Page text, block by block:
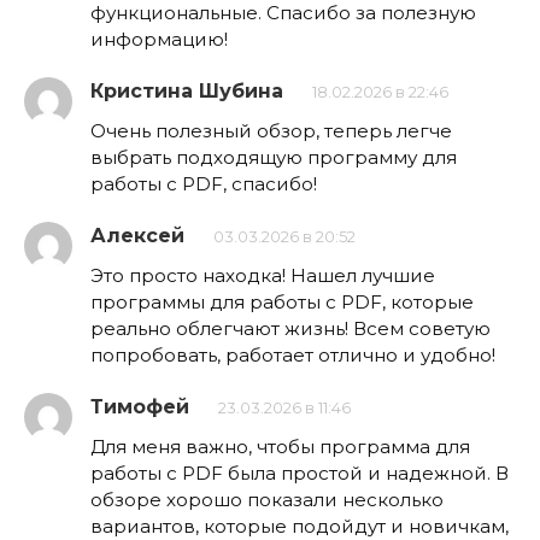
функциональные. Спасибо за полезную
информацию!
Кристина Шубина 18.02.2026 в 22:46
Очень полезный обзор, теперь легче
выбрать подходящую программу для
работы с PDF, спасибо!
Алексей 03.03.2026 в 20:52
Это просто находка! Нашел лучшие
программы для работы с PDF, которые
реально облегчают жизнь! Всем советую
попробовать, работает отлично и удобно!
Тимофей 23.03.2026 в 11:46
Для меня важно, чтобы программа для
работы с PDF была простой и надежной. В
обзоре хорошо показали несколько
вариантов, которые подойдут и новичкам,